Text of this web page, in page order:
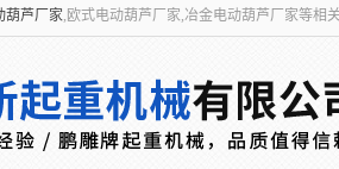
葫芦厂家,欧式电动葫芦厂家,冶金电动葫芦厂家等相